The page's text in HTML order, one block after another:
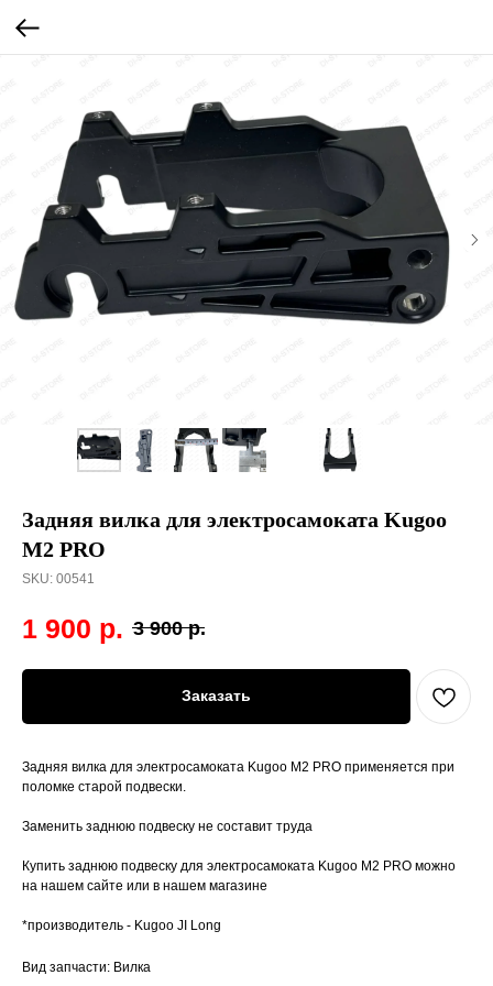
Задняя вилка для электросамоката Kugoo
M2 PRO
SKU: 00541
1 900 р. 3 900 р.
Заказать
Задняя вилка для электросамоката Kugoo M2 PRO применяется при
поломке старой подвески.
Заменить заднюю подвеску не составит труда
Купить заднюю подвеску для электросамоката Kugoo M2 PRO можно
на нашем сайте или в нашем магазине
*производитель - Kugoo JI Long
Вид запчасти: Вилка